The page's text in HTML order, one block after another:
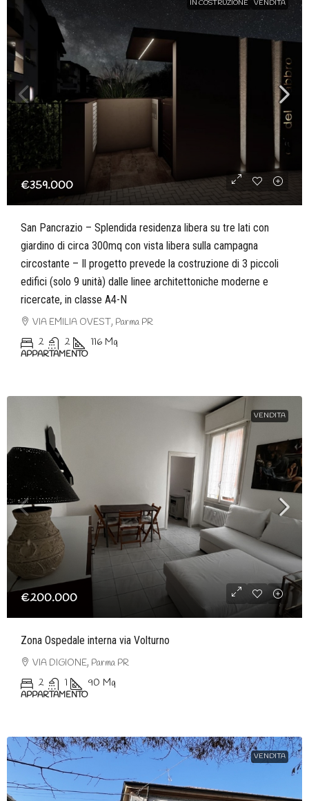
IN COSTRUZIONE VENDITA
€359.000
San Pancrazio – Splendida residenza libera su tre lati con
giardino di circa 300mq con vista libera sulla campagna
circostante – Il progetto prevede la costruzione di 3 piccoli
edifici (solo 9 unità) dalle linee architettoniche moderne e
ricercate, in classe A4-N
VIA EMILIA OVEST, Parma PR
2 2 116 Mq
APPARTAMENTO
VENDITA
€200.000
Zona Ospedale interna via Volturno
VIA DIGIONE, Parma PR
2 1 90 Mq
APPARTAMENTO
VENDITA